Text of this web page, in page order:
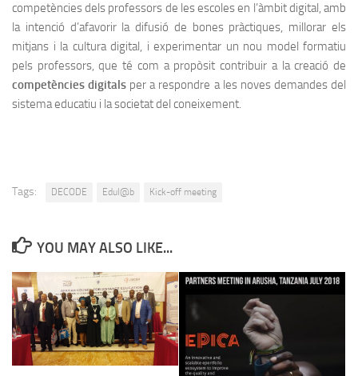
competències dels professors de les escoles en l’àmbit digital, amb
la intenció d’afavorir la difusió de bones pràctiques, millorar els
mitjans i la cultura digital, i experimentar un nou model formatiu
pels professors, que té com a propòsit contribuir a la creació de
competències digitals per a respondre a les noves demandes del
sistema educatiu i la societat del coneixement.
Tags: DECODE Edul@b Kick-off meeting
YOU MAY ALSO LIKE...